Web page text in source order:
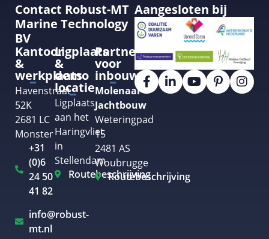
Contact Robust-MT
Marine Technology
BV
Kantoor
&
werkplaats
Havenstraat
52K
2681 LC
Monster
+31
(0)6
24 50
41 82
info@robust-
mt.nl
Ligplaats
&
demo
locatie
Ligplaats
aan het
Haringvliet
in
Stellendam
Routebeschrijving
Partner
voor
inbouw
Molenaar
Jachtbouw
Weteringpad
15
2481 AS
Woubrugge
Routebeschrijving
Aangesloten bij